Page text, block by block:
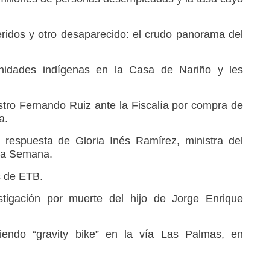
y otro desaparecido: el crudo panorama del
indígenas en la Casa de Nariño y les
Fernando Ruiz ante la Fiscalía por compra de
de Gloria Inés Ramírez, ministra del
Semana.
de ETB.
por muerte del hijo de Jorge Enrique
“gravity bike” en la vía Las Palmas, en